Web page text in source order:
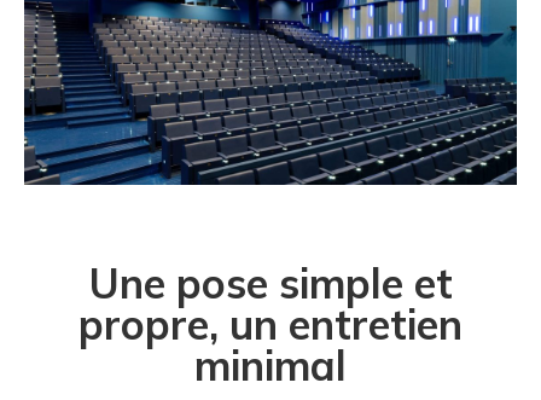
Une pose simple et
propre, un entretien
minimal